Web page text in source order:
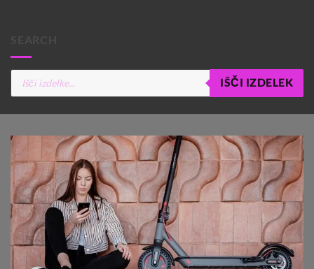
Products
search
IŠČI IZDELEK